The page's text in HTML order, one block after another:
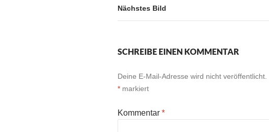
Nächstes Bild
SCHREIBE EINEN KOMMENTAR
Deine E-Mail-Adresse wird nicht veröffentlicht.
* markiert
Kommentar *